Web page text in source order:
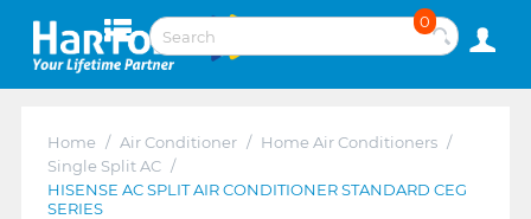
0
Home / Air Conditioner / Home Air Conditioners /
Single Split AC /
HISENSE AC SPLIT AIR CONDITIONER STANDARD CEG
SERIES